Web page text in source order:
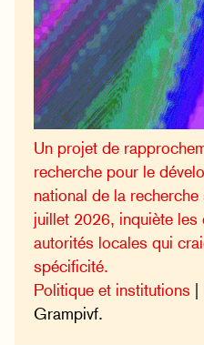
Un projet de
recherche pour le
national de la
juillet 2026, inquiète les
autorités locales qui
spécificité.
Politique et institutions
Grampivf.